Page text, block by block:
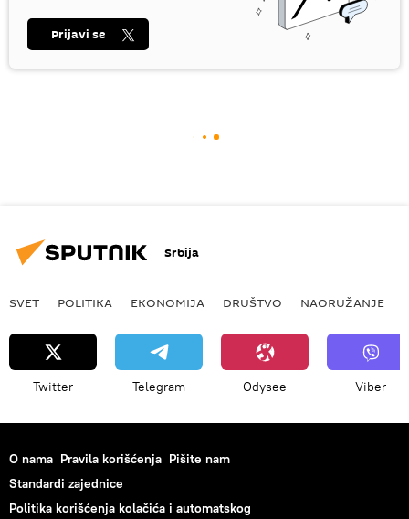
Prijavi se
Srbija
SVET POLITIKA EKONOMIJA DRUŠTVO NAORUŽANJE
Twitter Telegram Odysee Viber
O nama Pravila korišćenja Pišite nam
Standardi zajednice
Politika korišćenja kolačića i automatskog